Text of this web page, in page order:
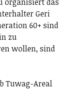
Geri
60+ sind
zu
wollen, sind
Tuwag-Areal